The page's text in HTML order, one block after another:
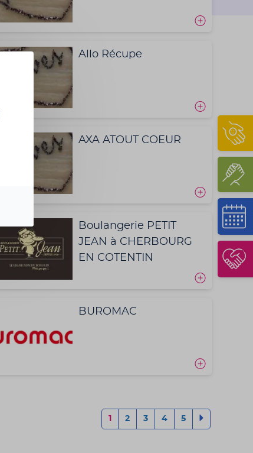
Allo Récupe
AXA ATOUT COEUR
Boulangerie PETIT
JEAN à CHERBOURG
EN COTENTIN
BUROMAC
1 2 3 4 5